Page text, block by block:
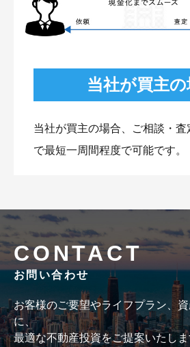
当社が買主
当社が買主の場合、ご相談・査
で最短一周間程度で可能です。
CONTACT
お問い合わせ
お客様のご要望やライフプラン、
に、
最適な不動産投資をご提案いたし